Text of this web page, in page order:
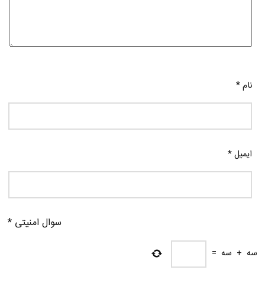
نام*
ایمیل*
سوال امنیتی *
سه + سه =